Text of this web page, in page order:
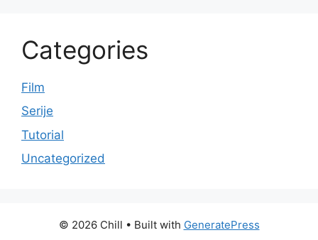
Categories
Film
Serije
Tutorial
Uncategorized
© 2026 Chill • Built with GeneratePress